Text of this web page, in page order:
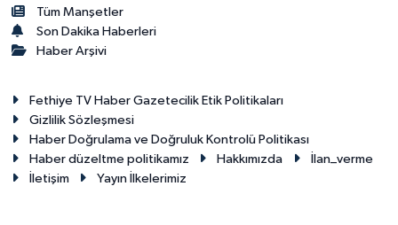
Tüm Manşetler
Son Dakika Haberleri
Haber Arşivi
Fethiye TV Haber Gazetecilik Etik Politikaları
Gizlilik Sözleşmesi
Haber Doğrulama ve Doğruluk Kontrolü Politikası
Haber düzeltme politikamız
Hakkımızda
İlan_verme
İletişim
Yayın İlkelerimiz